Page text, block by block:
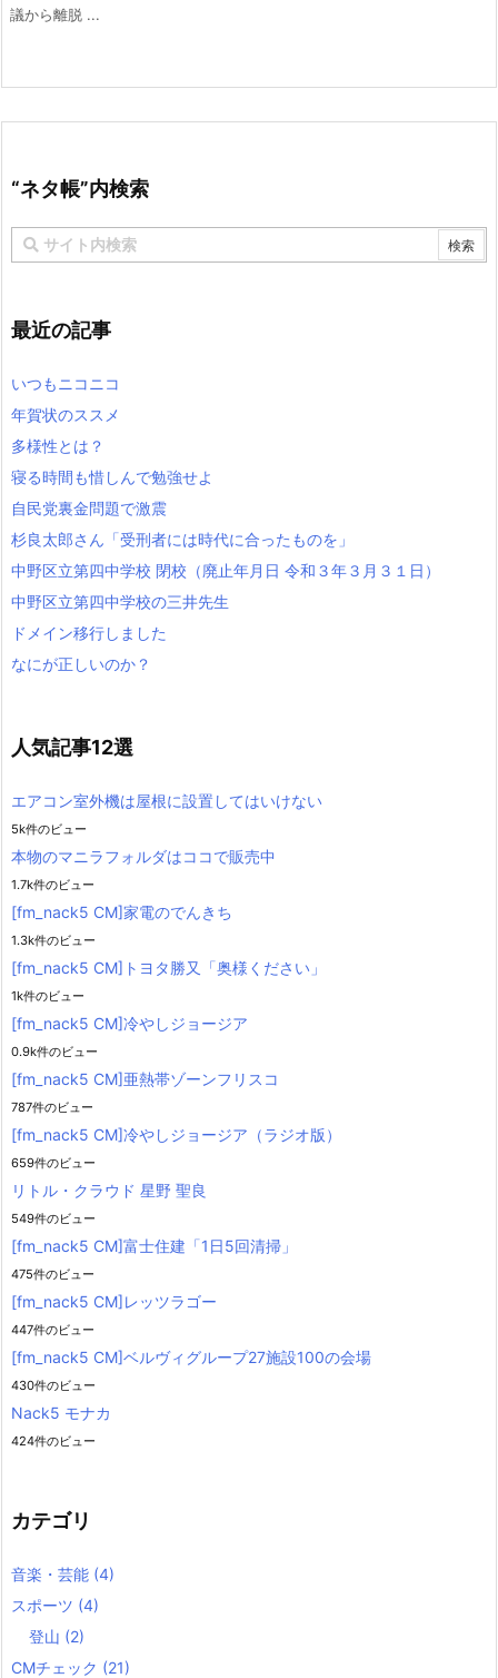
議から離脱 ...
“ネタ帳”内検索
最近の記事
いつもニコニコ
年賀状のススメ
多様性とは？
寝る時間も惜しんで勉強せよ
自民党裏金問題で激震
杉良太郎さん「受刑者には時代に合ったものを」
中野区立第四中学校 閉校（廃止年月日 令和３年３月３１日）
中野区立第四中学校の三井先生
ドメイン移行しました
なにが正しいのか？
人気記事12選
エアコン室外機は屋根に設置してはいけない
5k件のビュー
本物のマニラフォルダはココで販売中
1.7k件のビュー
[fm_nack5 CM]家電のでんきち
1.3k件のビュー
[fm_nack5 CM]トヨタ勝又「奥様ください」
1k件のビュー
[fm_nack5 CM]冷やしジョージア
0.9k件のビュー
[fm_nack5 CM]亜熱帯ゾーンフリスコ
787件のビュー
[fm_nack5 CM]冷やしジョージア（ラジオ版）
659件のビュー
リトル・クラウド 星野 聖良
549件のビュー
[fm_nack5 CM]富士住建「1日5回清掃」
475件のビュー
[fm_nack5 CM]レッツラゴー
447件のビュー
[fm_nack5 CM]ベルヴィグループ27施設100の会場
430件のビュー
Nack5 モナカ
424件のビュー
カテゴリ
音楽・芸能 (4)
スポーツ (4)
登山 (2)
CMチェック (21)